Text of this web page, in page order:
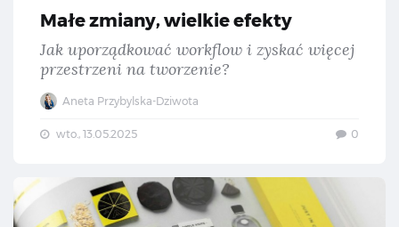
Małe zmiany, wielkie efekty
Jak uporządkować workflow i zyskać więcej
przestrzeni na tworzenie?
Aneta Przybylska-Dziwota
wto., 13.05.2025 0